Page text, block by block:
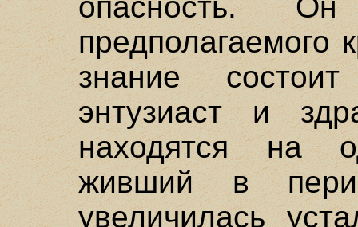
опасность.
предполагаемого
знание
энтузиаст и
находятся на
живший в
увеличилась